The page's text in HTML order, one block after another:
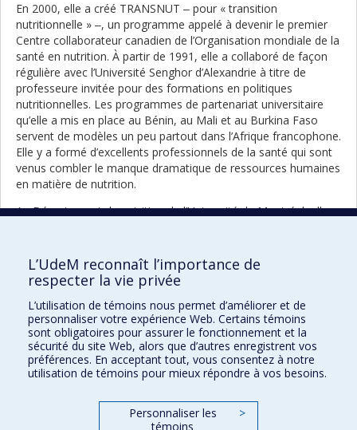
En 2000, elle a créé TRANSNUT ‒ pour « transition
nutritionnelle » ‒, un programme appelé à devenir le premier
Centre collaborateur canadien de l’Organisation mondiale de la
santé en nutrition. À partir de 1991, elle a collaboré de façon
régulière avec l’Université Senghor d’Alexandrie à titre de
professeure invitée pour des formations en politiques
nutritionnelles. Les programmes de partenariat universitaire
qu’elle a mis en place au Bénin, au Mali et au Burkina Faso
servent de modèles un peu partout dans l’Afrique francophone.
Elle y a formé d’excellents professionnels de la santé qui sont
venus combler le manque dramatique de ressources humaines
en matière de nutrition.
Au Département de nutrition de l’Université de Montréal, elle a
premier ordre dans la diffusion de l’information et de la
formation en nutrition. Son engagement, son
professionnalisme et ses pratiques avant-gardistes vont laisser
leur marque encore longtemps dans la discipline.
Retour à la liste complète des
portraits
L’UdeM reconnaît l’importance de
respecter la vie privée
L’utilisation de témoins nous permet d’améliorer et de
personnaliser votre expérience Web. Certains témoins
sont obligatoires pour assurer le fonctionnement et la
sécurité du site Web, alors que d’autres enregistrent vos
préférences. En acceptant tout, vous consentez à notre
utilisation de témoins pour mieux répondre à vos besoins.
Personnaliser les
témoins
>